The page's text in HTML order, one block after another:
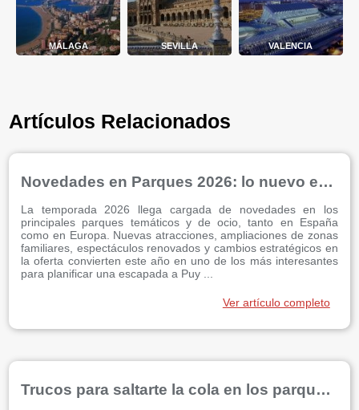
MÁLAGA SEVILLA VALENCIA
Artículos Relacionados
Novedades en Parques 2026: lo nuevo en Puy du Fou, PortAventura y más sorpresas
La temporada 2026 llega cargada de novedades en los
principales parques temáticos y de ocio, tanto en España
como en Europa. Nuevas atracciones, ampliaciones de zonas
familiares, espectáculos renovados y cambios estratégicos en
la oferta convierten este año en uno de los más interesantes
para planificar una escapada a Puy ...
Ver artículo completo
Trucos para saltarte la cola en los parques de atracciones